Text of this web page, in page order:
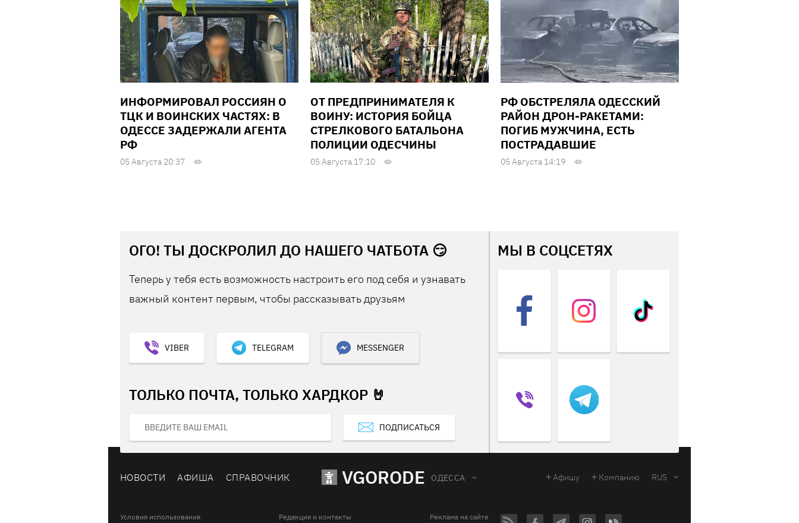
ИНФОРМИРОВАЛ РОССИЯН О
ТЦК И ВОИНСКИХ ЧАСТЯХ: В
ОДЕССЕ ЗАДЕРЖАЛИ АГЕНТА
РФ
05 Августа 20:37
ОТ ПРЕДПРИНИМАТЕЛЯ К
ВОИНУ: ИСТОРИЯ БОЙЦА
СТРЕЛКОВОГО БАТАЛЬОНА
ПОЛИЦИИ ОДЕСЧИНЫ
05 Августа 17:10
РФ ОБСТРЕЛЯЛА ОДЕССКИЙ
РАЙОН ДРОН-РАКЕТАМИ:
ПОГИБ МУЖЧИНА, ЕСТЬ
ПОСТРАДАВШИЕ
05 Августа 14:19
ОГО! ТЫ ДОСКРОЛИЛ ДО НАШЕГО ЧАТБОТА 😏
Теперь у тебя есть возможность настроить его под себя и узнавать
важный контент первым, чтобы рассказывать друзьям
VIBER TELEGRAM MESSENGER
ТОЛЬКО ПОЧТА, ТОЛЬКО ХАРДКОР 🤘
ПОДПИСАТЬСЯ
МЫ В СОЦСЕТЯХ
НОВОСТИ АФИША СПРАВОЧНИК VGORODE ОДЕССА Афишу Компанию RUS
Условия использования Редакция и контакты Реклама на сайте